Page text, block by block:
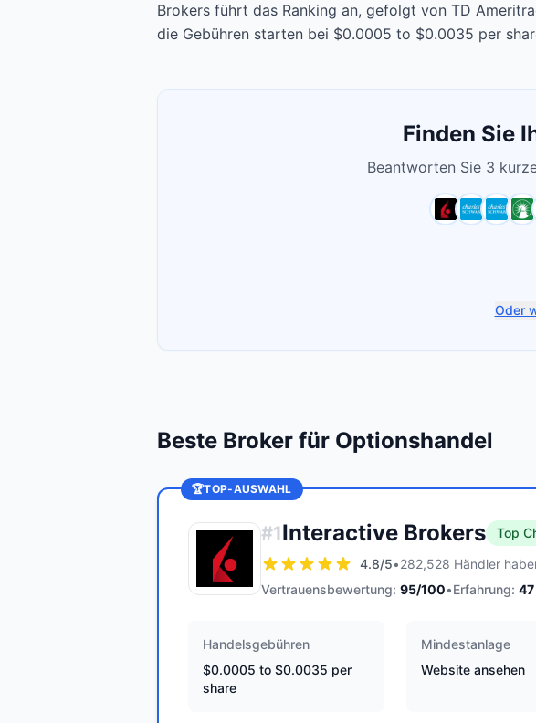
Brokers führt das Ranking an, gefolgt von TD
die Gebühren starten bei $0.0005 to $0.0035 per
Finden Sie
Beantworten Sie 3
Oder
Beste Broker für Optionshandel
🏆TOP-AUSWAHL
#1Interactive Brokers
Top
4.8/5•282,528 Händler
Vertrauensbewertung: 95/100•Erfahrung: 47
Handelsgebühren
$0.0005 to $0.0035 per
share
Mindestanlage
Website ansehen